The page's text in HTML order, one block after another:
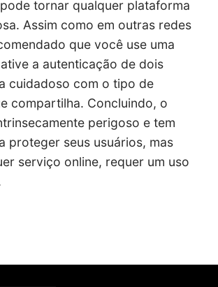
tornar qualquer plataforma
Assim como em outras redes
que você use uma
a autenticação de dois
cuidadoso com o tipo de
compartilha. Concluindo, o
perigoso e tem
proteger seus usuários, mas
serviço online, requer um uso